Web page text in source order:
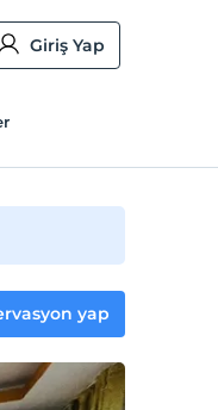
Giriş Yap
yap